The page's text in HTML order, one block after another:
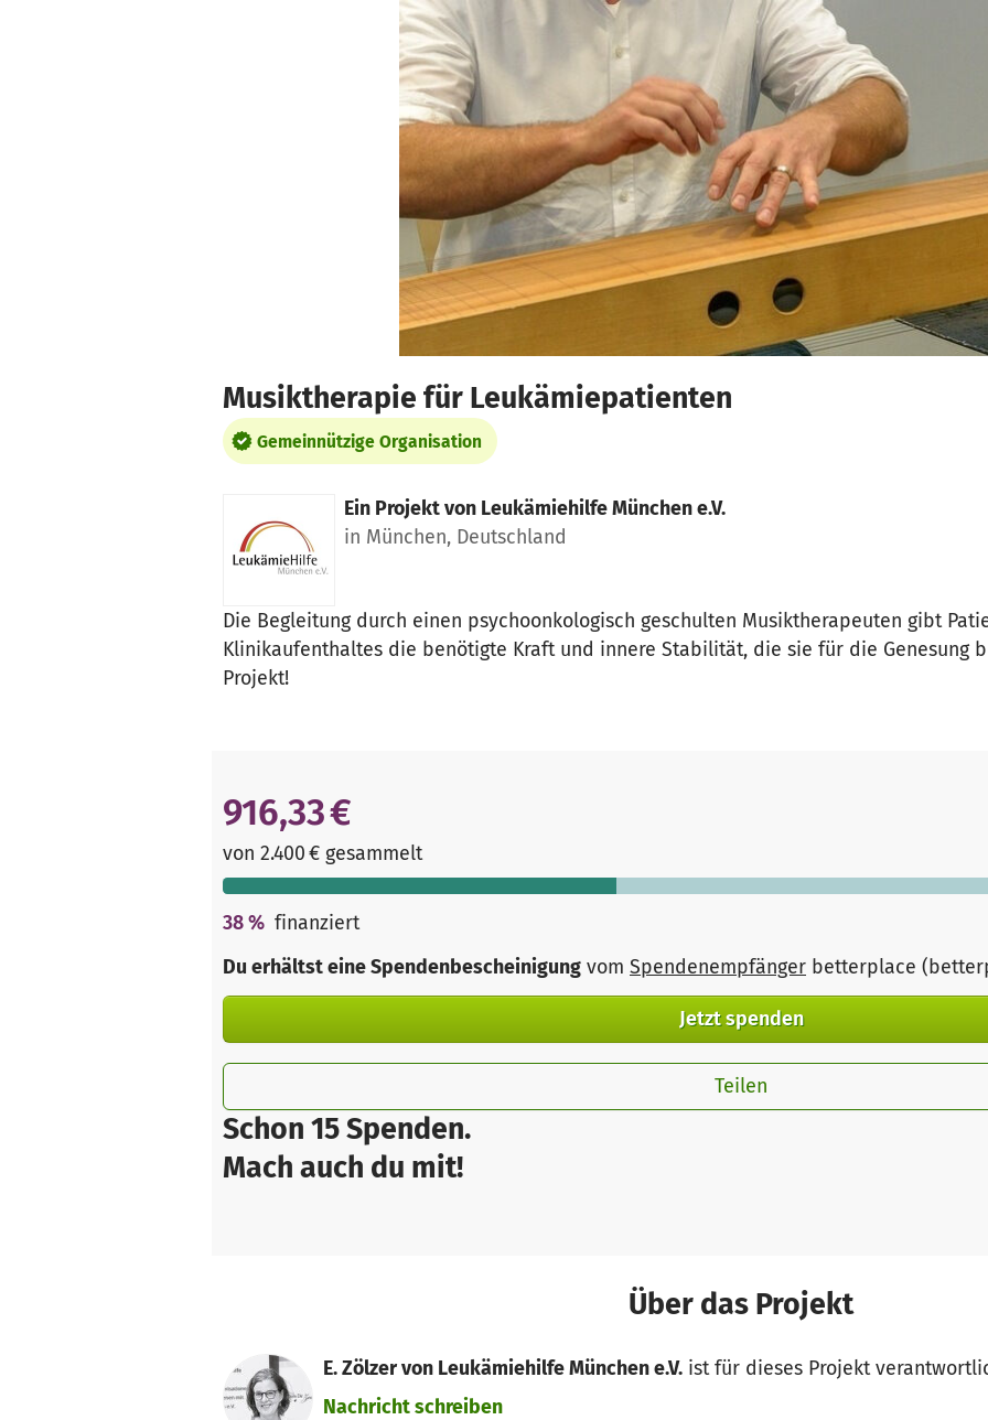
Musiktherapie für Leukämiepatienten
Gemeinnützige Organisation
Ein Projekt von Leukämiehilfe München e.V.
in München, Deutschland
Die Begleitung durch einen psychoonkologisch geschulten Musiktherapeuten gibt
Klinikaufenthaltes die benötigte Kraft und innere Stabilität, die sie für die Genesung
Projekt!
Schon 15 Spenden.
Mach auch du mit!
916,33 €
von 2.400 € gesammelt
38% finanziert
Du erhältst eine Spendenbescheinigung vom Spendenempfänger betterplace
Jetzt spenden
Teilen
Über das Projekt
E. Zölzer von Leukämiehilfe München e.V.ist für dieses Projekt
Nachricht schreiben